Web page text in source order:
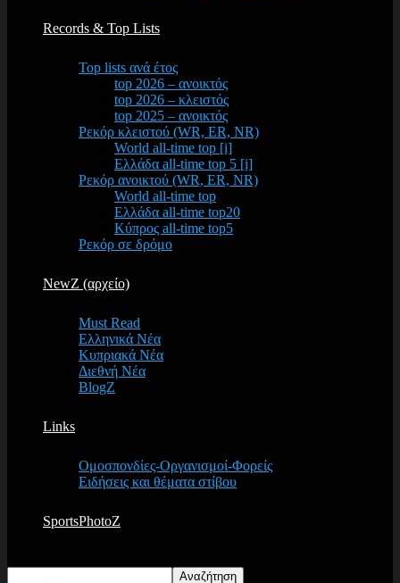
Records & Top Lists
Top lists ανά έτος
top 2026 – ανοικτός
top 2026 – κλειστός
top 2025 – ανοικτός
Ρεκόρ κλειστού (WR, ER, NR)
World all-time top [i]
Ελλάδα all-time top 5 [i]
Ρεκόρ ανοικτού (WR, ER, NR)
World all-time top
Ελλάδα all-time top20
Κύπρος all-time top5
Ρεκόρ σε δρόμο
NewZ (αρχείο)
Must Read
Ελληνικά Νέα
Κυπριακά Νέα
Διεθνή Νέα
BlogZ
Links
Ομοσπονδίες-Οργανισμοί-Φορείς
Ειδήσεις και θέματα στίβου
SportsPhotoZ